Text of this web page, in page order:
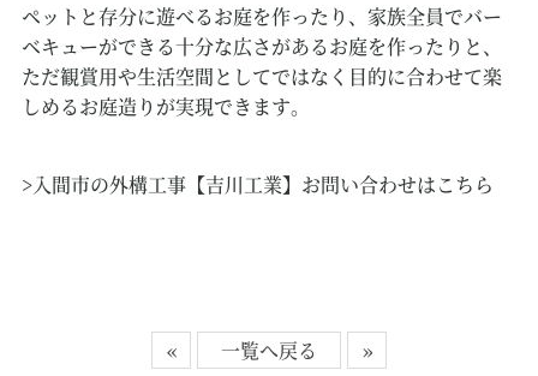
ペットと存分に遊べるお庭を作ったり、家族全員でバー
ベキューができる十分な広さがあるお庭を作ったりと、
ただ観賞用や生活空間としてではなく目的に合わせて楽
しめるお庭造りが実現できます。
>入間市の外構工事【吉川工業】お問い合わせはこちら
« 一覧へ戻る »